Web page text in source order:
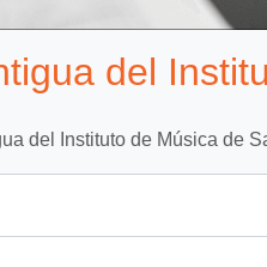
del
del Instituto de Música de